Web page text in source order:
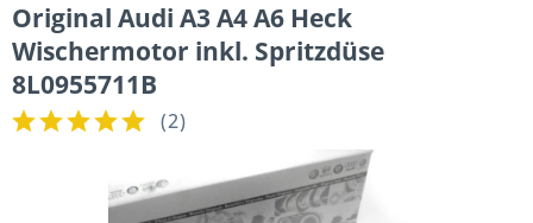
Original Audi A3 A4 A6 Heck
Wischermotor inkl. Spritzdüse
8L0955711B
(2)